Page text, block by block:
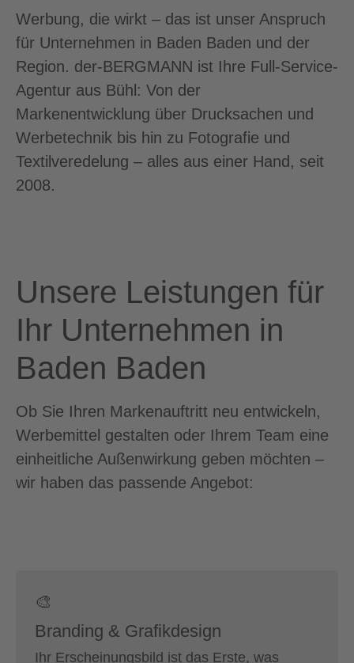
Werbung, die wirkt – das ist unser Anspruch
für Unternehmen in Baden Baden und der
Region. der-BERGMANN ist Ihre Full-Service-
Agentur aus Bühl: Von der
Markenentwicklung über Drucksachen und
Werbetechnik bis hin zu Fotografie und
Textilveredelung – alles aus einer Hand, seit
2008.
Unsere Leistungen für
Ihr Unternehmen in
Baden Baden
Ob Sie Ihren Markenauftritt neu entwickeln,
Werbemittel gestalten oder Ihrem Team eine
einheitliche Außenwirkung geben möchten –
wir haben das passende Angebot:
🎨
Branding & Grafikdesign
Ihr Erscheinungsbild ist das Erste, was